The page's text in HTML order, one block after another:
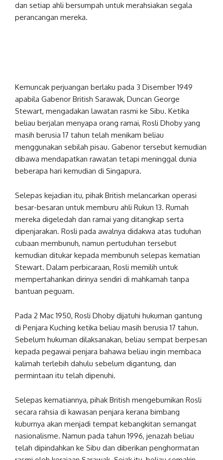
dan setiap ahli bersumpah untuk merahsiakan segala
perancangan mereka.
Kemuncak perjuangan berlaku pada 3 Disember 1949
apabila Gabenor British Sarawak, Duncan George
Stewart, mengadakan lawatan rasmi ke Sibu. Ketika
beliau berjalan menyapa orang ramai, Rosli Dhoby yang
masih berusia 17 tahun telah menikam beliau
menggunakan sebilah pisau. Gabenor tersebut kemudian
dibawa mendapatkan rawatan tetapi meninggal dunia
beberapa hari kemudian di Singapura.
Selepas kejadian itu, pihak British melancarkan operasi
besar-besaran untuk memburu ahli Rukun 13. Rumah
mereka digeledah dan ramai yang ditangkap serta
dipenjarakan. Rosli pada awalnya didakwa atas tuduhan
cubaan membunuh, namun pertuduhan tersebut
kemudian ditukar kepada membunuh selepas kematian
Stewart. Dalam perbicaraan, Rosli memilih untuk
mempertahankan dirinya sendiri di mahkamah tanpa
bantuan peguam.
Pada 2 Mac 1950, Rosli Dhoby dijatuhi hukuman gantung
di Penjara Kuching ketika beliau masih berusia 17 tahun.
Sebelum hukuman dilaksanakan, beliau sempat berpesan
kepada pegawai penjara bahawa beliau ingin membaca
kalimah terlebih dahulu sebelum digantung, dan
permintaan itu telah dipenuhi.
Selepas kematiannya, pihak British mengebumikan Rosli
secara rahsia di kawasan penjara kerana bimbang
kuburnya akan menjadi tempat kebangkitan semangat
nasionalisme. Namun pada tahun 1996, jenazah beliau
telah dipindahkan ke Sibu dan diberikan penghormatan